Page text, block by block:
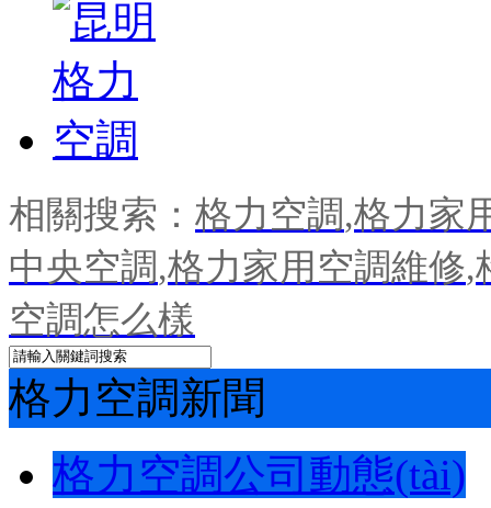
相關搜索： 格力空調,格力家
中央空調,格力家用空調維修,
空調怎么樣
格力空調新聞
格力空調公司動態(tài)